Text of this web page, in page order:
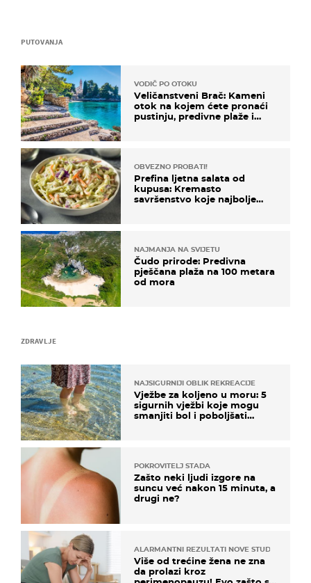
ZDRAVLJE
NAJSIGURNIJI OBLIK REKREACIJE
Vježbe za koljeno u moru: 5
sigurnih vježbi koje mogu
smanjiti bol i poboljšati
POKROVITELJ STADA
Zašto neki ljudi izgore na
suncu već nakon 15 minuta, a
drugi ne?
ALARMANTNI REZULTATI NOVE STUDIJE
Više od trećine žena ne zna
da prolazi kroz
PUTOVANJA
VODIČ PO OTOKU
Veličanstveni Brač: Kameni
otok na kojem ćete pronaći
pustinju, predivne plaže i
OBVEZNO PROBATI!
Prefina ljetna salata od
kupusa: Kremasto
savršenstvo koje najbolje
NAJMANJA NA SVIJETU
Čudo prirode: Predivna
pješčana plaža na 100 metara
od mora